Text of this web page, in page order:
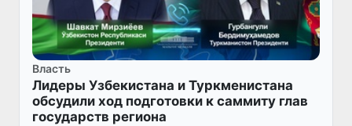
Власть
Лидеры Узбекистана и Туркменистана
обсудили ход подготовки к саммиту глав
государств региона